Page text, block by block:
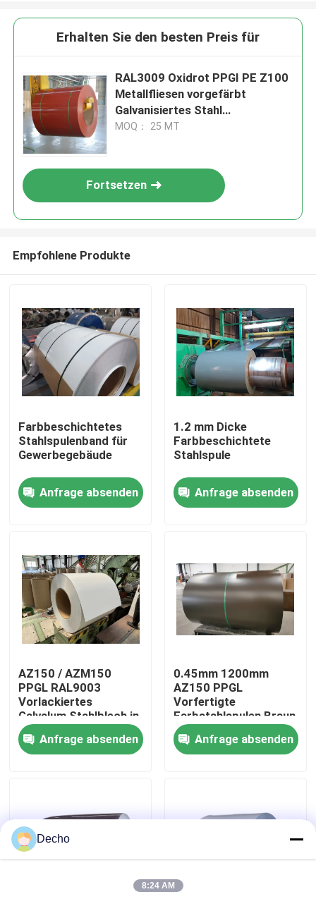
Zu Hause
Über uns
Werksbesichtigung
Qualitätskontrolle
Kontakt mit uns
Neuigkeiten
Bitte um ein Angebot
Farbbeschichtete Stahlspule
Erhalten Sie den besten Preis für
RAL3009 Oxidrot PPGI PE Z100
Metallfliesen vorgefärbt
Galvanisiertes Stahl
Welldachplatten Blätter Fliesen
MOQ： 25 MT
Fortsetzen
Empfohlene Produkte
Farbbeschichtetes
Stahlspulenband für
Gewerbegebäude
Anfrage absenden
1.2 mm Dicke
Farbbeschichtete
Stahlspule
Anfrage absenden
AZ150 / AZM150
PPGL RAL9003
Vorlackiertes
Galvalum Stahlblech in
Spulen
Anfrage absenden
0.45mm 1200mm
AZ150 PPGL
Vorfertigte
Farbstahlspulen Braun
S320GD Für
Dachverkleidung
Anfrage absenden
Decho
8:24 AM